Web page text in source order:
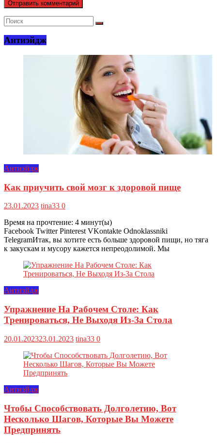
Антиэйдж
Антиэйдж
Как приучить свой мозг к здоровой пище
23.01.2023 tina33 0
Время на прочтение: 4 минут(ы)
Facebook Twitter Pinterest VKontakte Odnoklassniki
TelegramИтак, вы хотите есть больше здоровой пищи, но тяга
к закускам и мусору кажется непреодолимой. Мы
Антиэйдж
Упражнение На Рабочем Столе: Как
Тренироваться, Не Выходя Из-За Стола
20.01.202323.01.2023 tina33 0
Антиэйдж
Чтобы Способствовать Долголетию, Вот
Несколько Шагов, Которые Вы Можете
Предпринять